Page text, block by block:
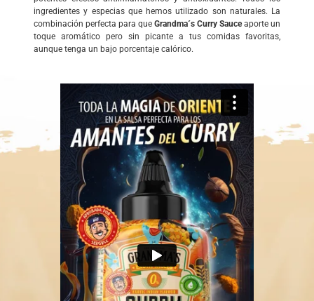
ingredientes y especias que hemos utilizado son naturales. La
combinación perfecta para que Grandma´s Curry Sauceaporte un
toque aromático pero sin picante a tus comidas favoritas,
aunque tenga un bajo porcentaje calórico.